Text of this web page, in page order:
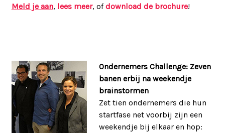
Meld je aan, lees meer, ofdownload de brochure!
Ondernemers Challenge: Zeven
banen erbij na weekendje
brainstormen
Zet tien ondernemers die hun
startfase net voorbij zijn een
weekendje bij elkaar en hop: